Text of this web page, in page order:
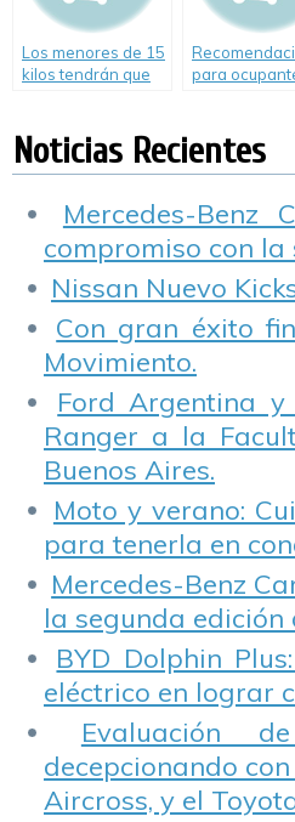
Los menores de 15
kilos tendrán que
para
Noticias Recientes
Mercedes-
compromiso con
Nissan Nuevo
Con gran éxito
Movimiento.
Ford Argentina
Ranger a la
Buenos Aires.
Moto y verano:
para tenerla en
Mercedes-Benz
la segunda edición
BYD Dolphin
eléctrico en lograr
Evaluación
decepcionando
Aircross, y el